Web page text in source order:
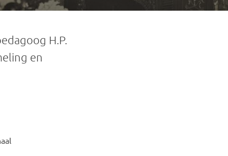
H.P.
en